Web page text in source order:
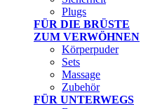
Plugs
FÜR DIE BRÜSTE
ZUM VERWÖHNEN
Körperpuder
Sets
Massage
Zubehör
FÜR UNTERWEGS